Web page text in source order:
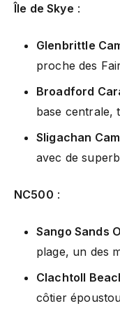
Île de Skye :
Glenbrittle
proche des
Broadford
base centrale,
Sligachan
avec de
NC500 :
Sango Sands
plage, un des
Clachtoll
côtier